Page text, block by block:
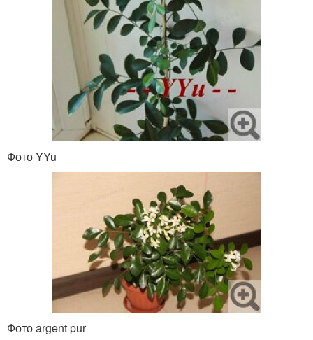
Фото YYu
Фото argent pur